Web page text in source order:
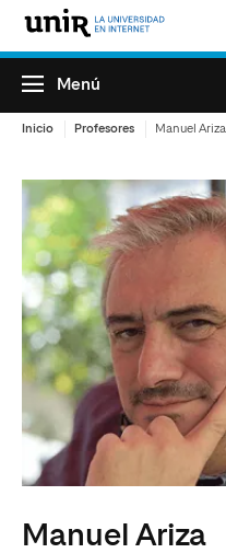
Menú
Inicio Profesores Manuel Ariza
Manuel Ariza